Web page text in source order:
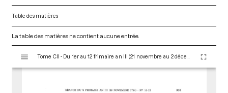
Table des matières
La table des matières ne contient aucune entrée.
s